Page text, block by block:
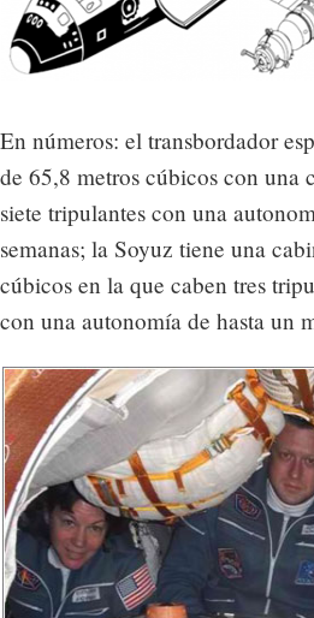
En números: el transbordador
de 65,8 metros cúbicos con una
siete tripulantes con una
semanas; la Soyuz tiene una
cúbicos en la que caben tres
con una autonomía de hasta un